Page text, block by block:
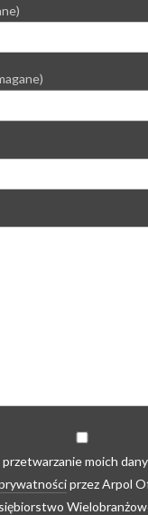
przetwarzanie moich
przez Arpol